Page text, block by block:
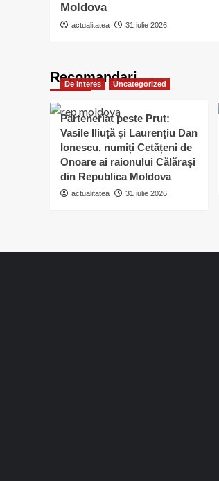
Moldova
actualitatea 31 iulie 2026
Recomandari
De interes Uncategorized
Parteneriat peste Prut:
Vasile Iliuță și Laurențiu Dan
Ionescu, numiți Cetățeni de
Onoare ai raionului Călărași
din Republica Moldova
actualitatea 31 iulie 2026